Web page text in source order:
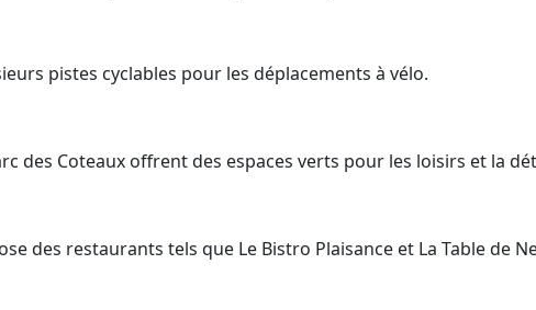
pistes cyclables pour les déplacements à vélo.
des Coteaux offrent des espaces verts pour les loisirs et la
des restaurants tels que Le Bistro Plaisance et La Table de